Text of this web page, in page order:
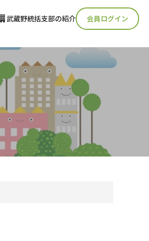
武蔵野統括支部の紹介 会員ログイン